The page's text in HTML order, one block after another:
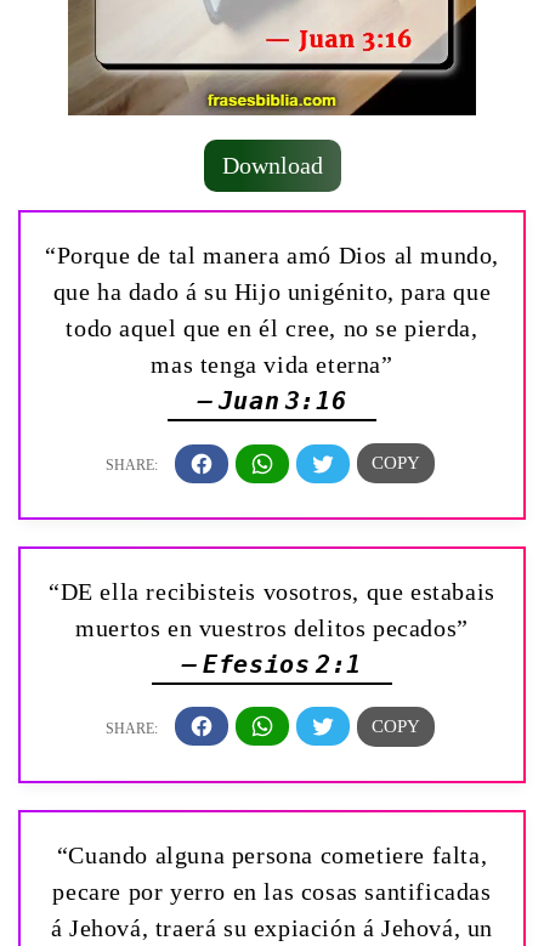
Download
“Porque de tal manera amó Dios al mundo,
que ha dado á su Hijo unigénito, para que
todo aquel que en él cree, no se pierda,
mas tenga vida eterna”
— Juan 3:16
“DE ella recibisteis vosotros, que estabais
muertos en vuestros delitos pecados”
— Efesios 2:1
“Cuando alguna persona cometiere falta,
pecare por yerro en las cosas santificadas
á Jehová, traerá su expiación á Jehová, un